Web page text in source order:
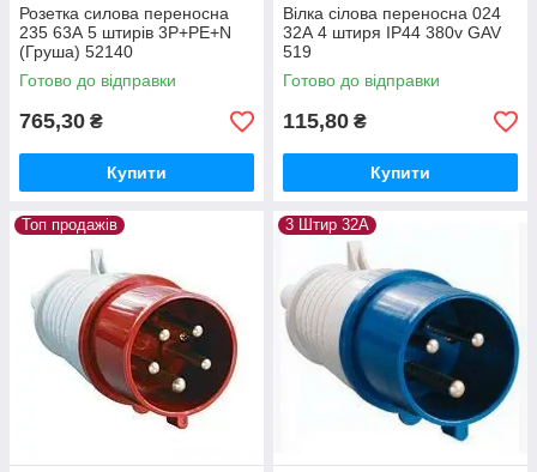
Розетка силова переносна
235 63А 5 штирів 3Р+РЕ+N
(Груша) 52140
Готово до відправки
765,30 ₴
Купити
Вілка сілова переносна 024
32А 4 штиря IP44 380v GAV
519
Готово до відправки
115,80 ₴
Купити
Топ продажів 3 Штир 32А